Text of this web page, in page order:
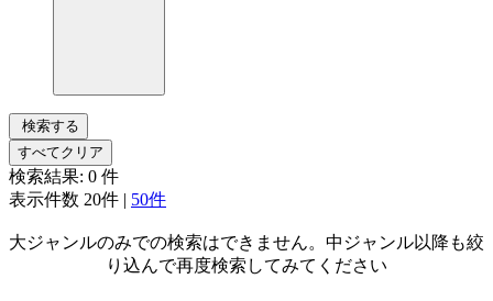
検索する
すべてクリア
検索結果: 0 件
表示件数 20件 | 50件
大ジャンルのみでの検索はできません。中ジャンル以降も絞
り込んで再度検索してみてください